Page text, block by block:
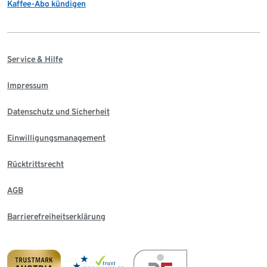
Kaffee-Abo kündigen
Service & Hilfe
Impressum
Datenschutz und Sicherheit
Einwilligungsmanagement
Rücktrittsrecht
AGB
Barrierefreiheitserklärung